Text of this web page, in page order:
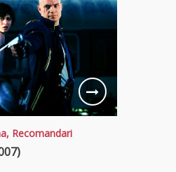
, Recomandari